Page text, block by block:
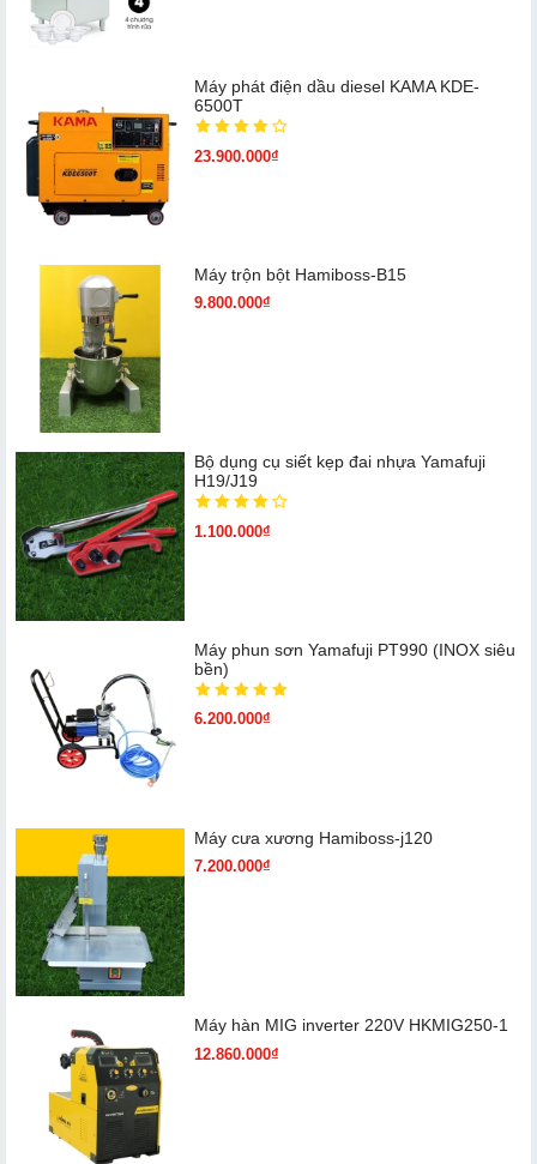
Máy phát điện dầu diesel KAMA KDE-
6500T
23.900.000₫
Máy trộn bột Hamiboss-B15
9.800.000₫
Bộ dụng cụ siết kẹp đai nhựa Yamafuji
H19/J19
1.100.000₫
Máy phun sơn Yamafuji PT990 (INOX siêu
bền)
6.200.000₫
Máy cưa xương Hamiboss-j120
7.200.000₫
Máy hàn MIG inverter 220V HKMIG250-1
12.860.000₫